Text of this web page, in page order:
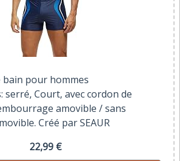
pour hommes
serré, Court, avec cordon de
amovible / sans
Créé par SEAUR
22,99 €